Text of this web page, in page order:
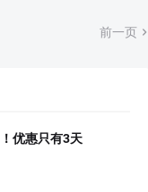
前一页
优惠只有3天